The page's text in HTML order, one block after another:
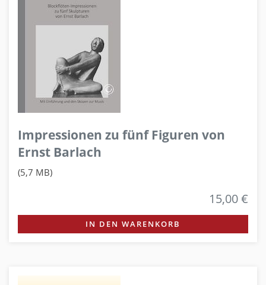
Impressionen zu fünf Figuren von
Ernst Barlach
(5,7 MB)
15,00 €
IN DEN WARENKORB